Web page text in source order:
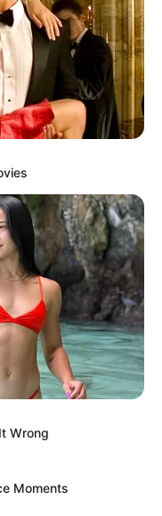
to feeling your
Nothing To Do
Wrong
Moments